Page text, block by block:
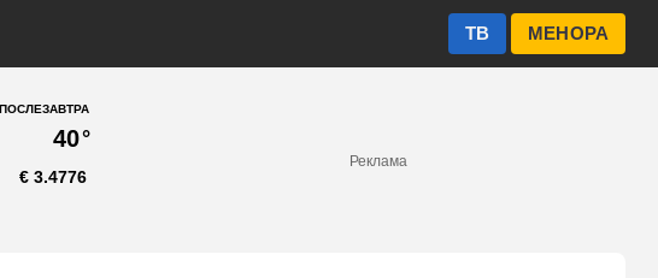
МЕНОРА
ТВ
ПОСЛЕЗАВТРА
40°
3.4776
€
Реклама